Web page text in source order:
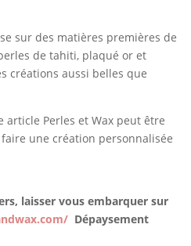
sur des matières premières de
de tahiti, plaqué or et
créations aussi belles que
article Perles et Wax peut être
une création personnalisée
laisser vous embarquer sur
Dépaysement